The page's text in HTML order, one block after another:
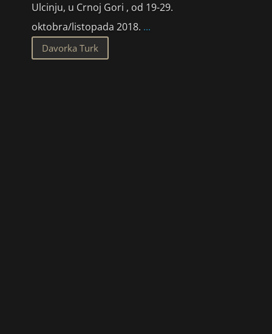
Ulcinju, u Crnoj Gori , od 19-29.
oktobra/listopada 2018. ...
Davorka Turk